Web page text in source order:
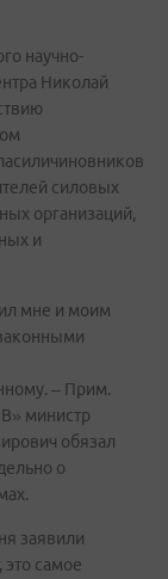
научно-
Николай
силовых
организаций,
и
мне и моим
– Прим.
министр
обязал
о
заявили
самое